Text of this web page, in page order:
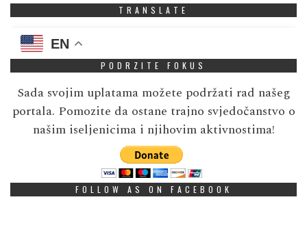
TRANSLATE
EN
PODRZITE FOKUS
Sada svojim uplatama možete podržati rad našeg
portala. Pomozite da ostane trajno svjedočanstvo o
našim iseljenicima i njihovim aktivnostima!
FOLLOW AS ON FACEBOOK